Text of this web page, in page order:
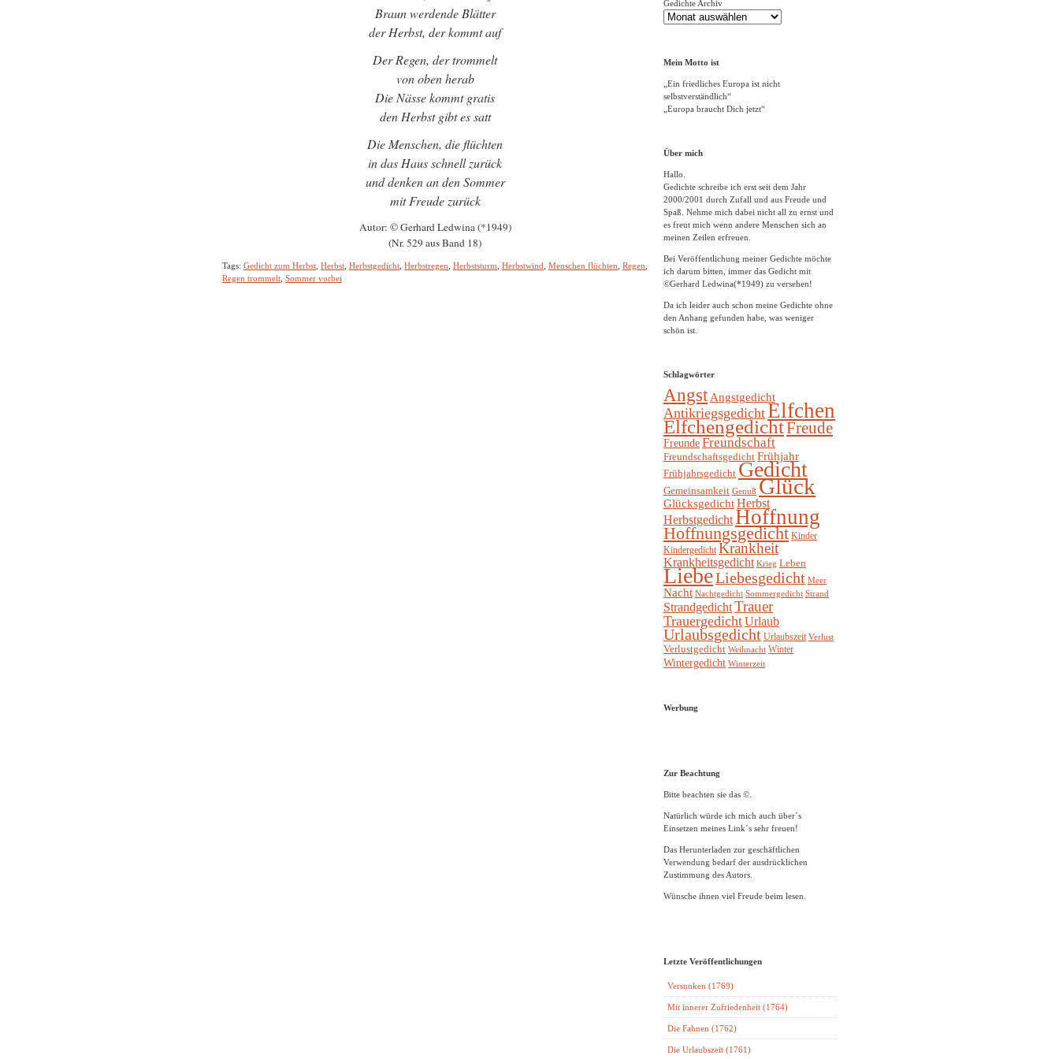
Braun werdende Blätter
der Herbst, der kommt auf
Der Regen, der trommelt
von oben herab
Die Nässe kommt gratis
den Herbst gibt es satt
Die Menschen, die flüchten
in das Haus schnell zurück
und denken an den Sommer
mit Freude zurück
Autor: © Gerhard Ledwina (*1949)
(Nr. 529 aus Band 18)
Tags: Gedicht zum Herbst Herbst Herbstgedicht Herbstregen Herbststurm Herbstwind Menschen flüchten Regen
Regen trommelt Sommer vorbei
Gedichte Archiv
Mein Motto ist
„Ein friedliches Europa ist nicht
selbstverständlich“
„Europa braucht Dich jetzt“
Über mich
Hallo.
Gedichte schreibe ich erst seit dem Jahr
2000/2001 durch Zufall und aus Freude und
Spaß. Nehme mich dabei nicht all zu ernst und
es freut mich wenn andere Menschen sich an
meinen Zeilen erfreuen.
Bei Veröffentlichung meiner Gedichte möchte
ich darum bitten, immer das Gedicht mit
©Gerhard Ledwina(*1949) zu versehen!
Da ich leider auch schon meine Gedichte ohne
den Anhang gefunden habe, was weniger
schön ist.
Schlagwörter
Angst Angstgedicht
AntikriegsgedichtElfchen
ElfchengedichtFreude
FreundeFreundschaft
Freundschaftsgedicht Frühjahr
Frühjahrsgedicht Gedicht
Gemeinsamkeit Genuß Glück
GlücksgedichtHerbst
HerbstgedichtHoffnung
Hoffnungsgedicht Kinder
Kindergedicht Krankheit
Krankheitsgedicht Krieg Leben
LiebeLiebesgedicht Meer
Nacht Nachtgedicht Sommergedicht Strand
StrandgedichtTrauer
TrauergedichtUrlaub
Urlaubsgedicht Urlaubszeit Verlust
Verlustgedicht Weihnacht Winter
Wintergedicht Winterzeit
Werbung
Zur Beachtung
Bitte beachten sie das ©.
Natürlich würde ich mich auch über´s
Einsetzen meines Link´s sehr freuen!
Das Herunterladen zur geschäftlichen
Verwendung bedarf der ausdrücklichen
Zustimmung des Autors.
Wünsche ihnen viel Freude beim lesen.
Letzte Veröffentlichungen
Versunken (1769)
Mit innerer Zufriedenheit (1764)
Die Fahnen (1762)
Die Urlaubszeit (1761)